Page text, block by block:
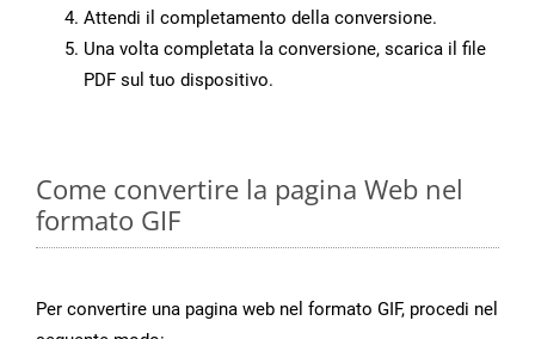
Attendi il completamento della conversione.
Una volta completata la conversione, scarica il file
PDF sul tuo dispositivo.
Come convertire la pagina Web nel
formato GIF
Per convertire una pagina web nel formato GIF, procedi nel